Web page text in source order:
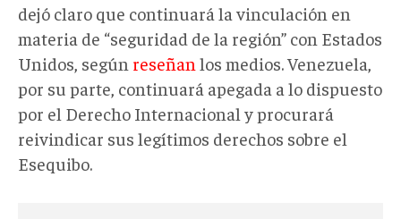
dejó claro que continuará la vinculación en
materia de “seguridad de la región” con Estados
Unidos, según reseñan los medios. Venezuela,
por su parte, continuará apegada a lo dispuesto
por el Derecho Internacional y procurará
reivindicar sus legítimos derechos sobre el
Esequibo.